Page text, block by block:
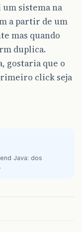
sistema na
a partir de um
mas quando
duplica.
gostaria que o
click seja
Java: dos